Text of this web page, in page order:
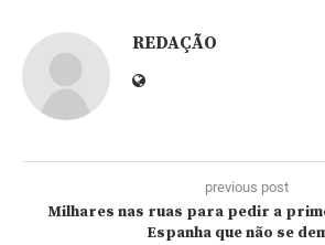
REDAÇÃO
previous post
Milhares nas ruas para pedir a
Espanha que não se